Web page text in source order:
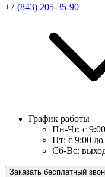
+7 (843) 205-35-90
График работы
Пн-Чт: с
Пт: с 9:00
Сб-Вс:
Заказать бесплатный